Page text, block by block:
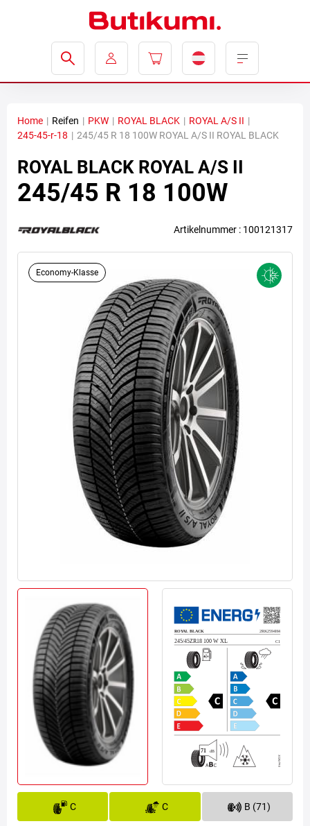
Economy-Klasse
C C B (71)
Home | Reifen | PKW | ROYAL BLACK | ROYAL A/S II |
245-45-r-18 | 245/45 R 18 100W ROYAL A/S II ROYAL BLACK
ROYAL BLACK ROYAL A/S II
245/45 R 18 100W
Artikelnummer : 100121317